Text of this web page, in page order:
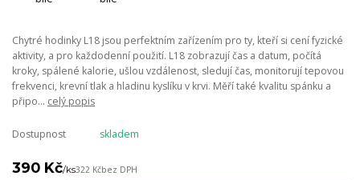
Chytré hodinky L18 jsou perfektním zařízením pro ty, kteří si cení fyzické
aktivity, a pro každodenní použití. L18 zobrazují čas a datum, počítá
kroky, spálené kalorie, ušlou vzdálenost, sledují čas, monitorují tepovou
frekvenci, krevní tlak a hladinu kyslíku v krvi. Měří také kvalitu spánku a
připo... celý popis
Dostupnost skladem
390 Kč/ks322 Kčbez DPH